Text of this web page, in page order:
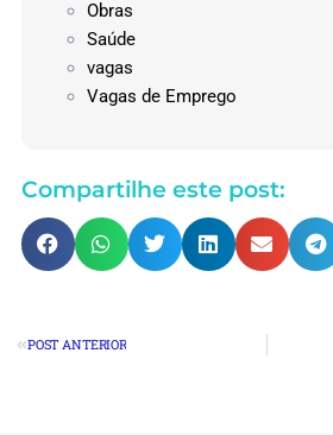
Obras
Saúde
vagas
Vagas de Emprego
Compartilhe este post:
POST ANTERIOR